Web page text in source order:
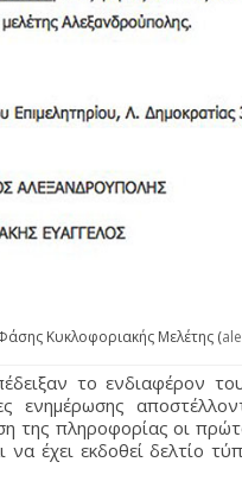
Κυκλοφοριακής Μελέτης (
το ενδιαφέρον
ενημέρωσης
της πληροφορίας οι
έχει εκδοθεί δελτίο